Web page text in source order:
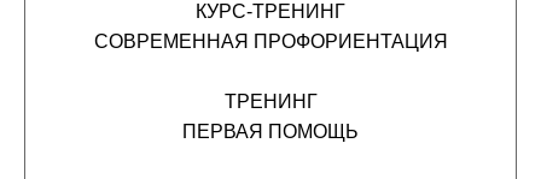
КУРС-ТРЕНИНГ
СОВРЕМЕННАЯ ПРОФОРИЕНТАЦИЯ
ТРЕНИНГ
ПЕРВАЯ ПОМОЩЬ